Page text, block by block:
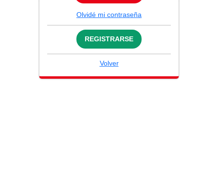
Olvidé mi contraseña
REGISTRARSE
Volver